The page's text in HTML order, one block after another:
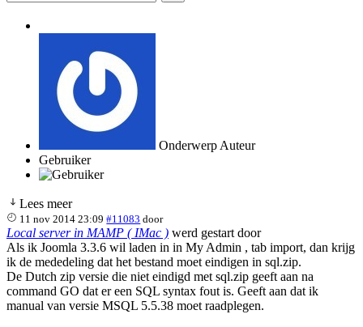
Onderwerp Auteur
Gebruiker
Lees meer
11 nov 2014 23:09 #11083 door
Local server in MAMP ( IMac ) werd gestart door
Als ik Joomla 3.3.6 wil laden in in My Admin , tab import, dan krijg
ik de mededeling dat het bestand moet eindigen in sql.zip.
De Dutch zip versie die niet eindigd met sql.zip geeft aan na
command GO dat er een SQL syntax fout is. Geeft aan dat ik
manual van versie MSQL 5.5.38 moet raadplegen.